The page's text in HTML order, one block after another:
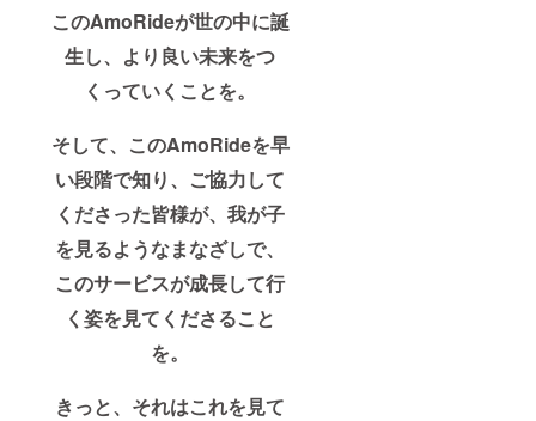
このAmoRideが世の中に誕
生し、より良い未来をつ
くっていくことを。
そして、このAmoRideを早
い段階で知り、ご協力して
くださった皆様が、我が子
を見るようなまなざしで、
このサービスが成長して行
く姿を見てくださること
を。
きっと、それはこれを見て